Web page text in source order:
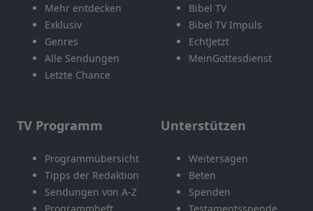
Mehr entdecken
Exklusiv
Genres
Alle Sendungen
Letzte Chance
Bibel TV
Bibel TV Impuls
EchtJetzt
MeinGottesdienst
TV Programm
Programmübersicht
Tipps der Redaktion
Sendungen von A-Z
Programmheft
Unterstützen
Weitersagen
Beten
Spenden
Testamentsspende